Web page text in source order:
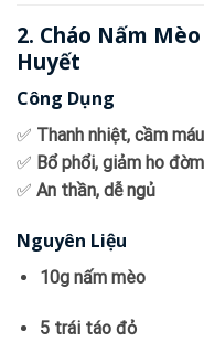
2. Cháo Nấm
Huyết
Công Dụng
✅ Thanh nhiệt, cầm máu
✅ Bổ phổi, giảm ho
✅ An thần, dễ ngủ
Nguyên Liệu
10g nấm mèo
5 trái táo đỏ